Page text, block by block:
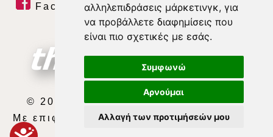
αλληλεπιδράσεις μάρκετινγκ, για
να προβάλλετε διαφημίσεις που
είναι πιο σχετικές με εσάς.
Συμφωνώ
Αρνούμαι
Αλλαγή των προτιμήσεών μου
Facebook| Twitter | Youtube
RSS Feed
© 2026 ΘΕΣΣΑΛΙΑ ΤΗΛΕΟΡΑΣΗ Α.Ε.
Με επιφύλαξη κάθε νόμιμου δικαιώματος.